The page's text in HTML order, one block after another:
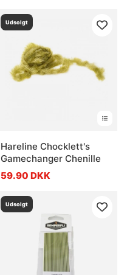
Udsolgt
Hareline Chocklett's
Gamechanger Chenille
59.90 DKK
Udsolgt